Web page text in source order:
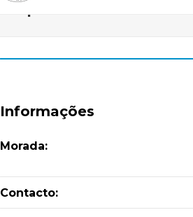
Informações
Morada:
Contacto: